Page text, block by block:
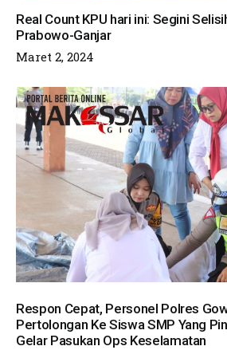
Real Count KPU hari ini: Segini
Prabowo-Ganjar
Maret 2, 2024
Respon Cepat, Personel Polres
Pertolongan Ke Siswa SMP Yang
Gelar Pasukan Ops Keselamatan